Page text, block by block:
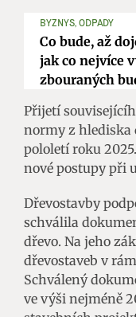
BYZNYS, ODPADY
Co bude, až
jak co nejvíce
zbouraných
Přijetí
normy z hlediska
pololetí roku
nové postupy při
Dřevostavby
schválila
dřevo. Na jeho
dřevostaveb v
Schválený
ve výši nejméně